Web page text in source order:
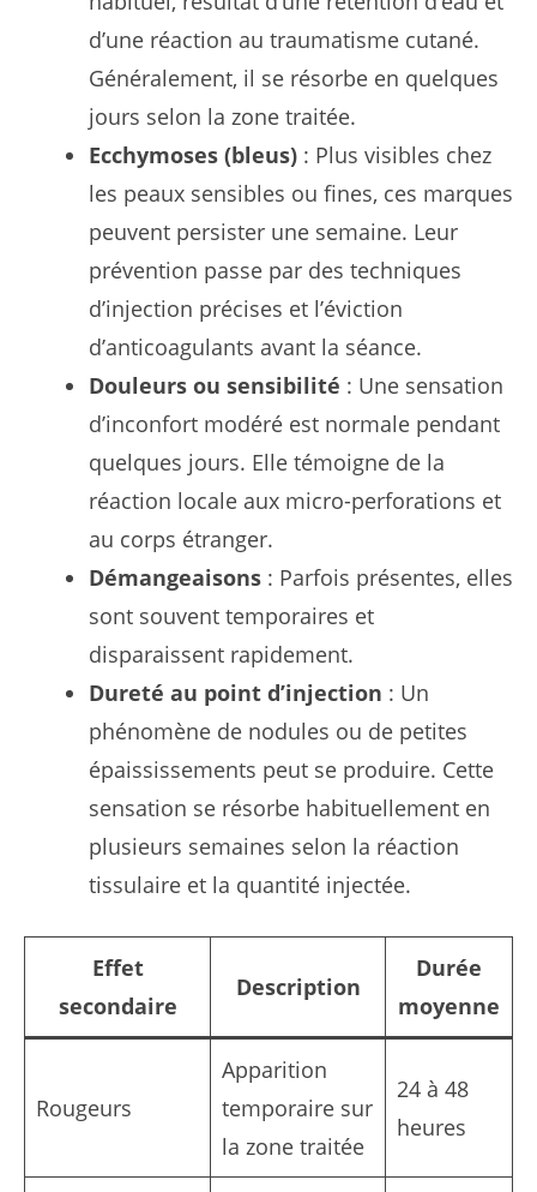
d’une réaction au traumatisme cutané.
Généralement, il se résorbe en quelques
jours selon la zone traitée.
Ecchymoses (bleus) : Plus visibles chez
les peaux sensibles ou fines, ces marques
peuvent persister une semaine. Leur
prévention passe par des techniques
d’injection précises et l’éviction
d’anticoagulants avant la séance.
Douleurs ou sensibilité : Une sensation
d’inconfort modéré est normale pendant
quelques jours. Elle témoigne de la
réaction locale aux micro-perforations et
au corps étranger.
Démangeaisons : Parfois présentes, elles
sont souvent temporaires et
disparaissent rapidement.
Dureté au point d’injection : Un
phénomène de nodules ou de petites
épaississements peut se produire. Cette
sensation se résorbe habituellement en
plusieurs semaines selon la réaction
tissulaire et la quantité injectée.
Effet
secondaire
Description
Durée
moyenne
Rougeurs
Apparition
temporaire sur
la zone traitée
24 à 48
heures